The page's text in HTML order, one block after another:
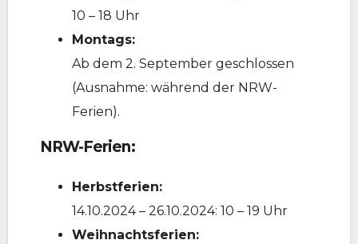
10 – 18 Uhr
Montags:
Ab dem 2. September geschlossen
(Ausnahme: während der NRW-
Ferien).
NRW-Ferien:
Herbstferien:
14.10.2024 – 26.10.2024: 10 – 19 Uhr
Weihnachtsferien: